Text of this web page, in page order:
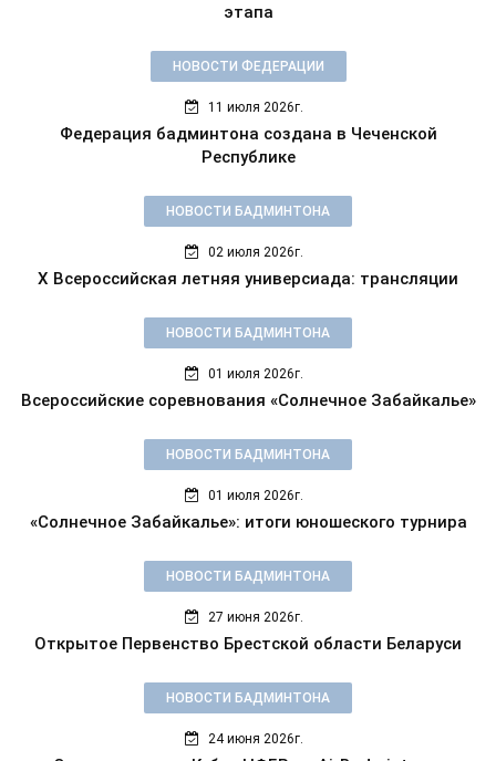
этапа
НОВОСТИ ФЕДЕРАЦИИ
11 июля 2026г.
Федерация бадминтона создана в Чеченской
Республике
НОВОСТИ БАДМИНТОНА
02 июля 2026г.
X Всероссийская летняя универсиада: трансляции
НОВОСТИ БАДМИНТОНА
01 июля 2026г.
Всероссийские соревнования «Солнечное Забайкалье»
НОВОСТИ БАДМИНТОНА
01 июля 2026г.
«Солнечное Забайкалье»: итоги юношеского турнира
НОВОСТИ БАДМИНТОНА
27 июня 2026г.
Открытое Первенство Брестской области Беларуси
НОВОСТИ БАДМИНТОНА
24 июня 2026г.